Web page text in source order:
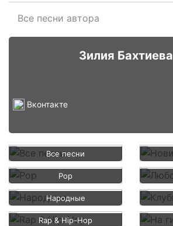
Все песни автора
Зилия Бахтиева
Вконтакте
Все песни
Pop
Народные
Rap & Hip-Hop